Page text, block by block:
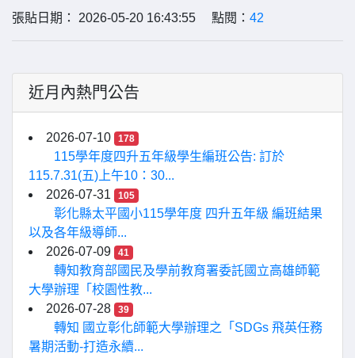
張貼日期： 2026-05-20 16:43:55 點閱： 42
近月內熱門公告
2026-07-10 178
115學年度四升五年級學生編班公告: 訂於
115.7.31(五)上午10：30...
2026-07-31
105
彰化縣太平國小115學年度 四升五年級 編班結果
以及各年級導師...
2026-07-09
41
轉知教育部國民及學前教育署委託國立高雄師範
大學辦理「校園性教...
2026-07-28
39
轉知 國立彰化師範大學辦理之「SDGs 飛英任務
暑期活動-打造永續...